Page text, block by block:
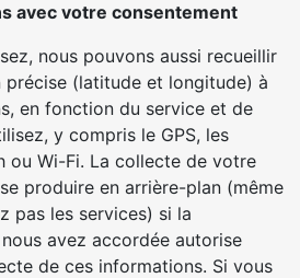
avec votre consentement
nous pouvons aussi recueillir
(latitude et longitude) à
en fonction du service et de
y compris le GPS, les
ou Wi-Fi. La collecte de votre
produire en arrière-plan (même
pas les services) si la
avez accordée autorise
de ces informations. Si vous